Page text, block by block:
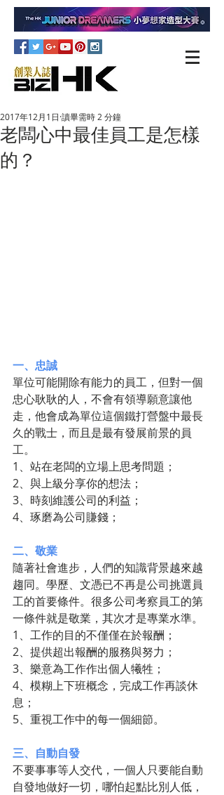
老闆心中最佳員工是怎樣
的？
2017年12月1日 讀畢需時 2 分鐘
一、忠誠
單位可能開除有能力的員工，但對一個
忠心耿耿的人，不會有領導願意讓他
走，他會成為單位這個鐵打營盤中最長
久的戰士，而且是最有發展前景的員
工。
1、站在老闆的立場上思考問題；
2、與上級分享你的想法；
3、時刻維護公司的利益；
4、琢磨為公司賺錢；
二、敬業
隨著社會進步，人們的知識背景越來越
趨同。學歷、文憑已不再是公司挑選員
工的首要條件。很多公司考察員工的第
一條件就是敬業，其次才是專業水準。
1、工作的目的不僅僅在於報酬；
2、提供超出報酬的服務與努力；
3、樂意為工作作出個人犧牲；
4、模糊上下班概念，完成工作再談休
息；
5、重視工作中的每一個細節。
三、自動自發
不要事事等人交代，一個人只要能自動
自發地做好一切，哪怕起點比別人低，